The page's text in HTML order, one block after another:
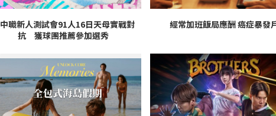
中職新人測試會91人16日天母實戰對
抗 獲球團推薦參加選秀
經常加班飯局應酬 癌症暴發